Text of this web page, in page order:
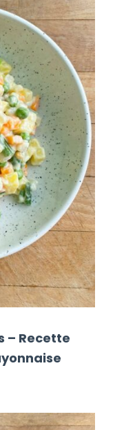
– Recette